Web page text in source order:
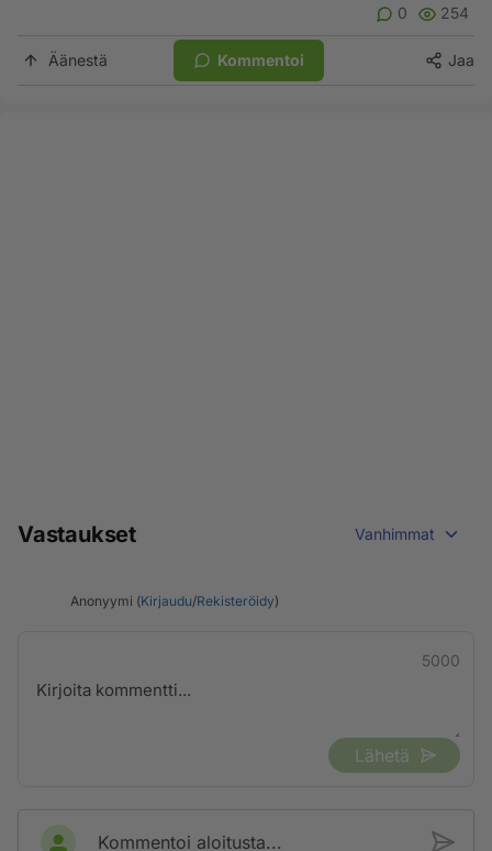
0 254
Äänestä Kommentoi Jaa
Vastaukset Vanhimmat
Anonyymi (Kirjaudu/Rekisteröidy)
5000
Lähetä
Kommentoi aloitusta...